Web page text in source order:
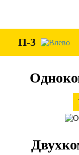
П-3